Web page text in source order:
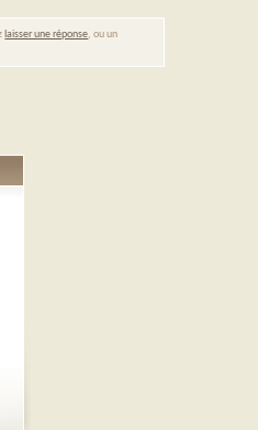
laisser une réponse, ou un